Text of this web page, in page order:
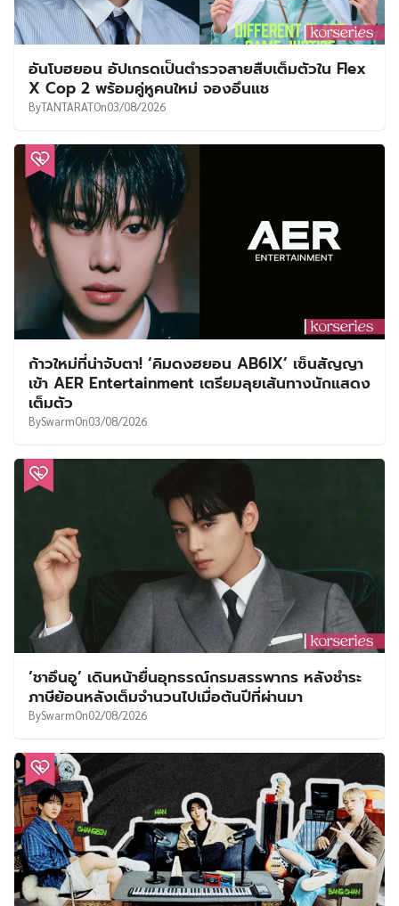
อันโบฮยอน อัปเกรดเป็นตำรวจสายสืบเต็มตัวใน Flex
X Cop 2 พร้อมคู่หูคนใหม่ จองอึนแช
ByTANTARATOn03/08/2026
ก้าวใหม่ที่น่าจับตา! ‘คิมดงฮยอน AB6IX’ เซ็นสัญญา
เข้า AER Entertainment เตรียมลุยเส้นทางนักแสดง
เต็มตัว
BySwarmOn03/08/2026
‘ชาอึนอู’ เดินหน้ายื่นอุทธรณ์กรมสรรพากร หลังชำระ
ภาษีย้อนหลังเต็มจำนวนไปเมื่อต้นปีที่ผ่านมา
BySwarmOn02/08/2026